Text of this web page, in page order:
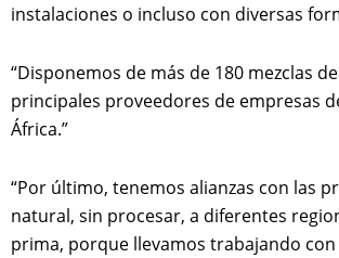
instalaciones o incluso con diversas
“Disponemos de más de 180 mezclas
principales proveedores de empresas
África.”
“Por último, tenemos alianzas con las
natural, sin procesar, a diferentes
prima, porque llevamos trabajando